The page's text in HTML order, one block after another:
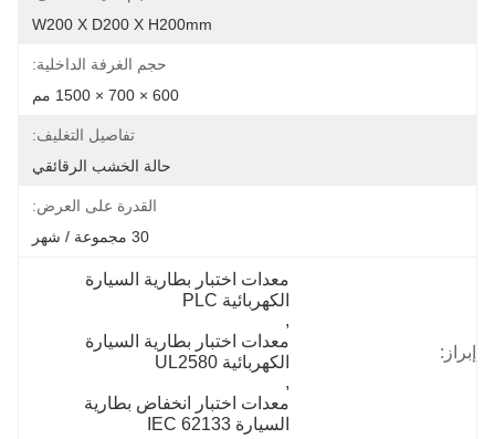
W200 X D200 X H200mm
حجم الغرفة الداخلية:
600 × 700 × 1500 مم
تفاصيل التغليف:
حالة الخشب الرقائقي
القدرة على العرض:
30 مجموعة / شهر
إبراز:
معدات اختبار بطارية السيارة
الكهربائية PLC
,
معدات اختبار بطارية السيارة
الكهربائية UL2580
,
معدات اختبار انخفاض بطارية
السيارة IEC 62133